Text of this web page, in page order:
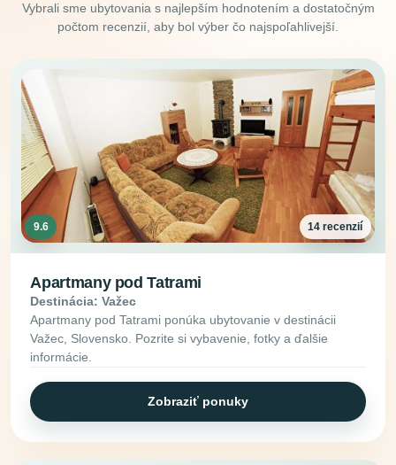
Vybrali sme ubytovania s najlepším hodnotením a dostatočným
počtom recenzií, aby bol výber čo najspoľahlivejší.
9.6 14 recenzií
Apartmany pod Tatrami
Destinácia: Važec
Apartmany pod Tatrami ponúka ubytovanie v destinácii
Važec, Slovensko. Pozrite si vybavenie, fotky a ďalšie
informácie.
Zobraziť ponuky